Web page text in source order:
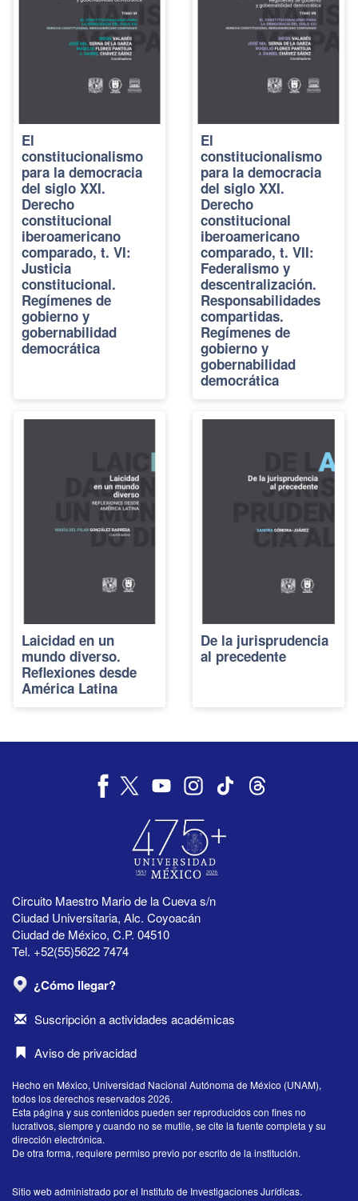
El
constitucionalismo
para la democracia
del siglo XXI.
Derecho
constitucional
iberoamericano
comparado, t. VI:
Justicia
constitucional.
Regímenes de
gobierno y
gobernabilidad
democrática
El
constitucionalismo
para la democracia
del siglo XXI.
Derecho
constitucional
iberoamericano
comparado, t. VII:
Federalismo y
descentralización.
Responsabilidades
compartidas.
Regímenes de
gobierno y
gobernabilidad
democrática
Laicidad en un
mundo diverso.
Reflexiones desde
América Latina
De la jurisprudencia
al precedente
Circuito Maestro Mario de la Cueva s/n
Ciudad Universitaria, Alc. Coyoacán
Ciudad de México, C.P. 04510
Tel. +52(55)5622 7474
¿Cómo llegar?
Suscripción a actividades académicas
Aviso de privacidad
Hecho en México, Universidad Nacional Autónoma de México (UNAM),
todos los derechos reservados 2026.
Esta página y sus contenidos pueden ser reproducidos con fines no
lucrativos, siempre y cuando no se mutile, se cite la fuente completa y su
dirección electrónica.
De otra forma, requiere permiso previo por escrito de la institución.
Sitio web administrado por el Instituto de Investigaciones Jurídicas.